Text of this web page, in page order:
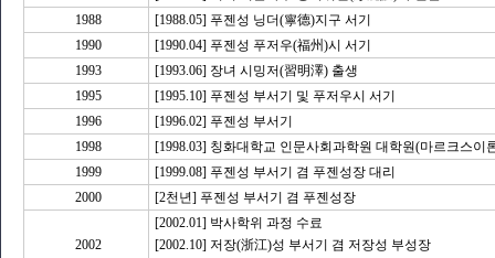
1988
[1988.05] 푸젠성 닝더(寧德)지구 서기
1990
[1990.04] 푸젠성 푸저우(福州)시 서기
1993
[1993.06] 장녀 시밍저(習明澤) 출생
1995
[1995.10] 푸젠성 부서기 및 푸저우시 서기
1996
[1996.02] 푸젠성 부서기
1998
[1998.03] 칭화대학교 인문사회과학원 대학원(마르크스이
1999
[1999.08] 푸젠성 부서기 겸 푸젠성장 대리
2000
[2천년] 푸젠성 부서기 겸 푸젠성장
2002
[2002.01] 박사학위 과정 수료
[2002.10] 저장(浙江)성 부서기 겸 저장성 부성장